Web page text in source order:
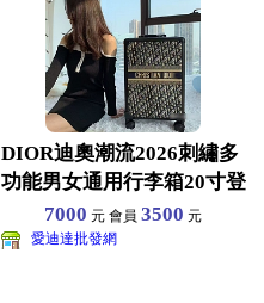
DIOR迪奧潮流2026刺繡多
功能男女通用行李箱20寸登
機拉杆箱海關青
7000 元 會員3500 元
愛迪達批發網